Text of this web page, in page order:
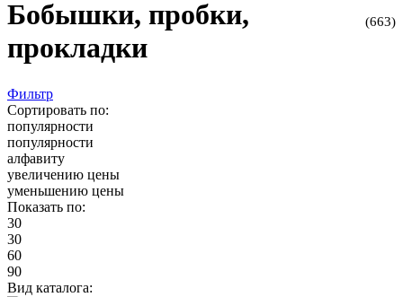
Бобышки, пробки,
прокладки
(663)
Фильтр
Сортировать по:
популярности
популярности
алфавиту
увеличению цены
уменьшению цены
Показать по:
30
30
60
90
Вид каталога: